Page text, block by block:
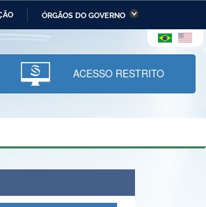
ÓRGÃOS DO GOVERNO
Ministério da Infraestrutura
Ministério da Ciência,
Tecnologia, Inovações e
Comunicações
ACESSO RESTRITO